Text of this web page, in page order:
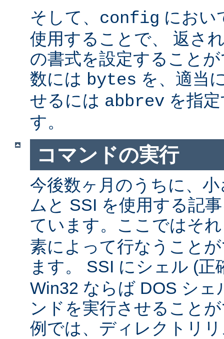
そして、 config にお
使用することで、 返さ
の書式を設定すること
数には bytes を、適当
せるには abbrev を指
す。
コマンドの実行
今後数ヶ月のうちに、
ムと SSI を使用する記
ています。ここではそ
素によって行なうこと
ます。 SSI にシェル (
Win32 ならば DOS シェ
ンドを実行させること
例では、ディレクトリ